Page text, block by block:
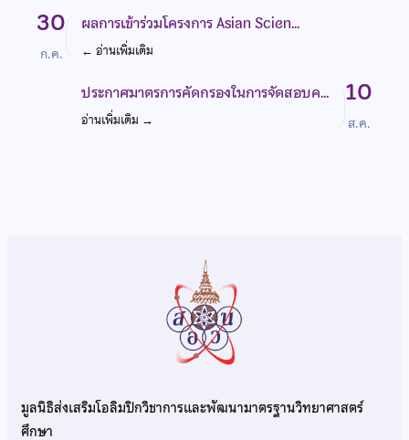
30
ก.ค.
ผลการเข้าร่วมโครงการ Asian Scien…
← อ่านเพิ่มเติม
10
ส.ค.
ประกาศมาตรการคัดกรองในการจัดสอบค…
อ่านเพิ่มเติม →
มูลนิธิส่งเสริมโอลิมปิกวิชาการและพัฒนามาตรฐานวิทยาศาสตร์
ศึกษา